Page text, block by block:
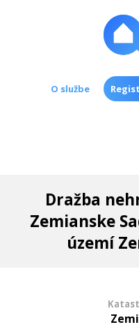
O službe
Dražba
Zemianske
území